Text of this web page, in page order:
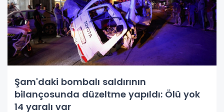
Şam'daki bombalı saldırının
bilançosunda düzeltme yapıldı: Ölü yok
14 yaralı var